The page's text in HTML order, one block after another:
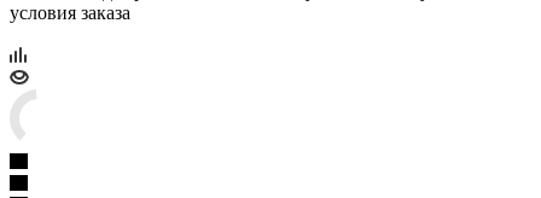
условия заказа